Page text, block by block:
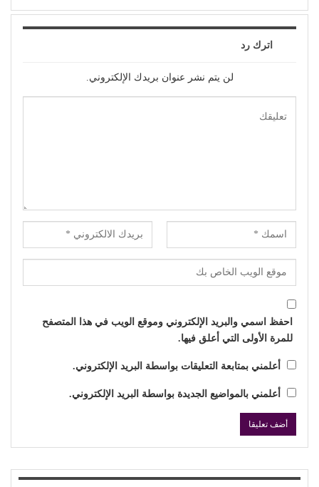
اترك رد
لن يتم نشر عنوان بريدك الإلكتروني.
احفظ اسمي والبريد الإلكتروني وموقع الويب في هذا المتصفح
للمرة الأولى التي أعلق فيها.
أعلمني بمتابعة التعليقات بواسطة البريد الإلكتروني.
أعلمني بالمواضيع الجديدة بواسطة البريد الإلكتروني.